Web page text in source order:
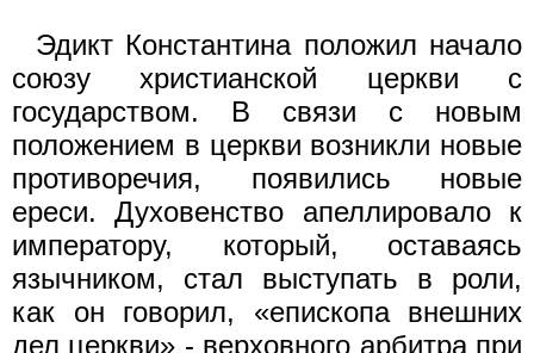
Эдикт Константина положил начало
союзу христианской церкви с
государством. В связи с новым
положением в церкви возникли новые
противоречия, появились новые
ереси. Духовенство апеллировало к
императору, который, оставаясь
язычником, стал выступать в роли,
как он говорил, «епископа внешних
дел церкви» - верховного арбитра при